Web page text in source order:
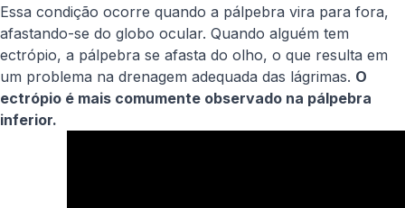
Essa condição ocorre quando a pálpebra vira para fora,
afastando-se do globo ocular. Quando alguém tem
ectrópio, a pálpebra se afasta do olho, o que resulta em
um problema na drenagem adequada das lágrimas. O
ectrópio é mais comumente observado na pálpebra
inferior.